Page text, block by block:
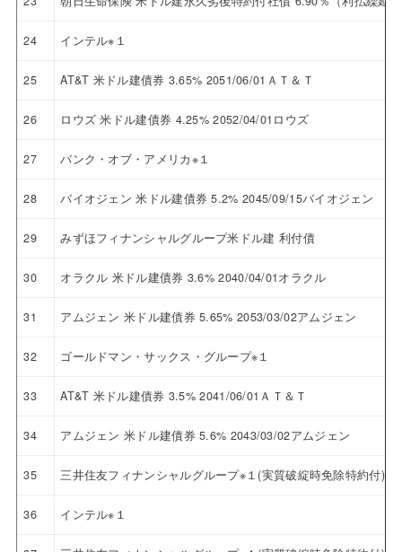
24 インテル※１
25 AT&T 米ドル建債券 3.65% 2051/06/01ＡＴ＆Ｔ
26 ロウズ 米ドル建債券 4.25% 2052/04/01ロウズ
27 バンク・オブ・アメリカ※１
28 バイオジェン 米ドル建債券 5.2% 2045/09/15バイオジェン
29 みずほフィナンシャルグループ米ドル建 利付債
30 オラクル 米ドル建債券 3.6% 2040/04/01オラクル
31 アムジェン 米ドル建債券 5.65% 2053/03/02アムジェン
32 ゴールドマン・サックス・グループ※１
33 AT&T 米ドル建債券 3.5% 2041/06/01ＡＴ＆Ｔ
34 アムジェン 米ドル建債券 5.6% 2043/03/02アムジェン
35 三井住友フィナンシャルグループ※１(実質破綻時免除特約付)
36 インテル※１